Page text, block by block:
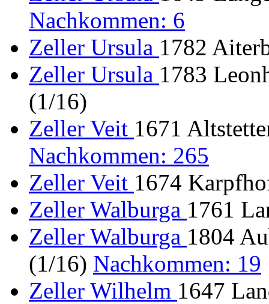
Nachkommen: 6
Zeller Ursula 1782
Zeller Ursula 1783
(1/16)
Zeller Veit 1671
Nachkommen: 265
Zeller Veit 1674
Zeller Walburga 1761
Zeller Walburga 1804
(1/16) Nachkommen: 19
Zeller Wilhelm 1647